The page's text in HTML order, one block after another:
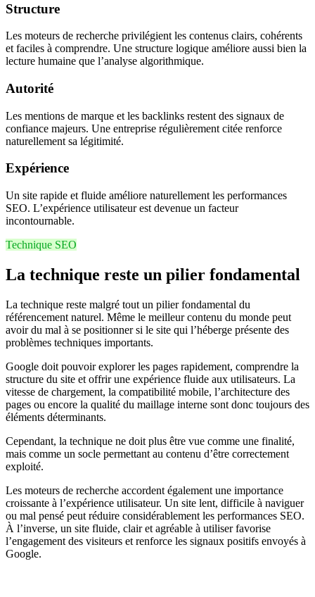
Structure
Les moteurs de recherche privilégient les contenus clairs, cohérents
et faciles à comprendre. Une structure logique améliore aussi bien la
lecture humaine que l’analyse algorithmique.
Autorité
Les mentions de marque et les backlinks restent des signaux de
confiance majeurs. Une entreprise régulièrement citée renforce
naturellement sa légitimité.
Expérience
Un site rapide et fluide améliore naturellement les performances
SEO. L’expérience utilisateur est devenue un facteur
incontournable.
Technique SEO
La technique reste un pilier fondamental
La technique reste malgré tout un pilier fondamental du
référencement naturel. Même le meilleur contenu du monde peut
avoir du mal à se positionner si le site qui l’héberge présente des
problèmes techniques importants.
Google doit pouvoir explorer les pages rapidement, comprendre la
structure du site et offrir une expérience fluide aux utilisateurs. La
vitesse de chargement, la compatibilité mobile, l’architecture des
pages ou encore la qualité du maillage interne sont donc toujours des
éléments déterminants.
Cependant, la technique ne doit plus être vue comme une finalité,
mais comme un socle permettant au contenu d’être correctement
exploité.
Les moteurs de recherche accordent également une importance
croissante à l’expérience utilisateur. Un site lent, difficile à naviguer
ou mal pensé peut réduire considérablement les performances SEO.
À l’inverse, un site fluide, clair et agréable à utiliser favorise
l’engagement des visiteurs et renforce les signaux positifs envoyés à
Google.